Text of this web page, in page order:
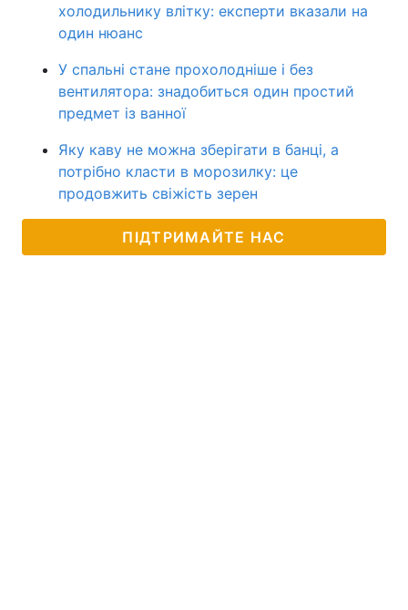
холодильнику влітку: експерти вказали на
один нюанс
У спальні стане прохолодніше і без
вентилятора: знадобиться один простий
предмет із ванної
Яку каву не можна зберігати в банці, а
потрібно класти в морозилку: це
продовжить свіжість зерен
ПІДТРИМАЙТЕ НАС